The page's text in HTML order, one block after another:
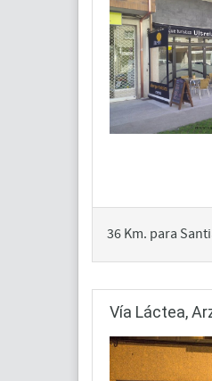
36 Km. para
Vía Láctea,